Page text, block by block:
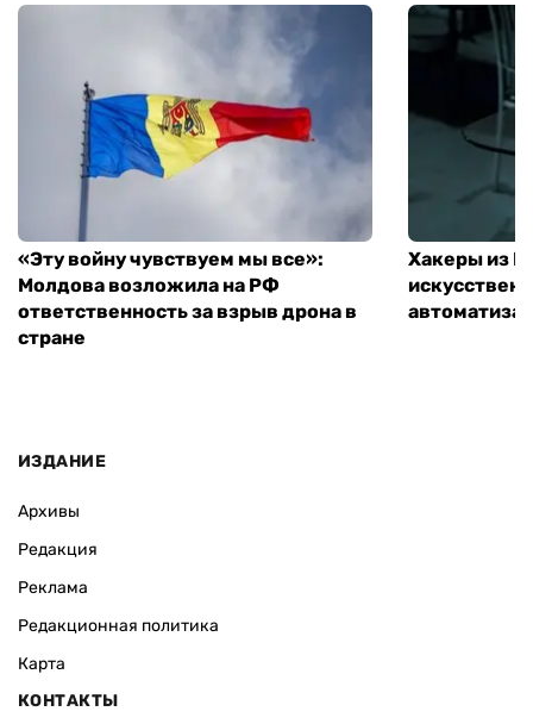
«Эту войну чувствуем мы все»:
Молдова возложила на РФ
ответственность за взрыв дрона в
стране
Хакеры из
ИЗДАНИЕ
Архивы
Редакция
Реклама
Редакционная политика
Карта
КОНТАКТЫ